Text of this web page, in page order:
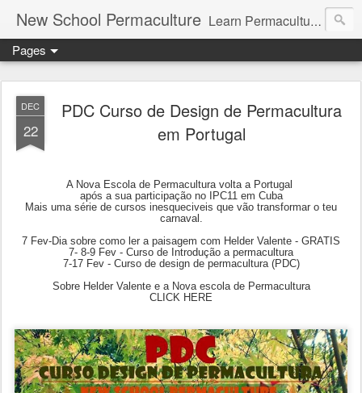
New School Permaculture Learn Permaculture Design Courses in Europe with Helder Valente, one of the original students of Bill Mollison the creator of Permaculture Design.
Pages
DEC
22
PDC Curso de Design de Permacultura
em Portugal
A Nova Escola de Permacultura volta a Portugal
após a sua participação no IPC11 em Cuba
Mais uma série de cursos inesqueciveis que vão transformar o teu
carnaval.
7 Fev-Dia sobre como ler a paisagem com Helder Valente - GRATIS
7- 8-9 Fev - Curso de Introdução a permacultura
7-17 Fev - Curso de design de permacultura (PDC)
Sobre Helder Valente e a Nova escola de Permacultura
CLICK HERE